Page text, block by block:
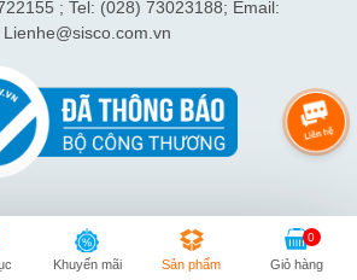
; Tel: (028) 73023188; Email:
Lienhe@sisco.com.vn
Khuyến mãi Sản phẩm
0
Giỏ hàng